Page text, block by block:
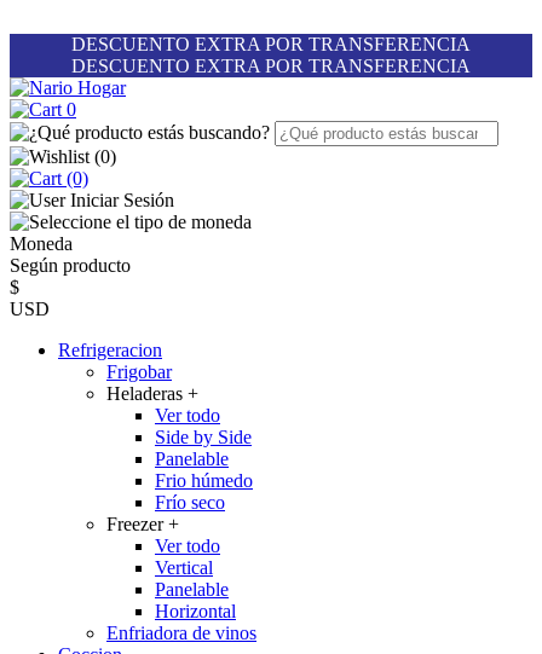
DESCUENTO EXTRA POR TRANSFERENCIA
DESCUENTO EXTRA POR TRANSFERENCIA
0
(0)
(0)
Iniciar Sesión
Moneda
Según producto
$
USD
Refrigeracion
Frigobar
Heladeras +
Ver todo
Side by Side
Panelable
Frio húmedo
Frío seco
Freezer+
Ver todo
Vertical
Panelable
Horizontal
Enfriadora de vinos